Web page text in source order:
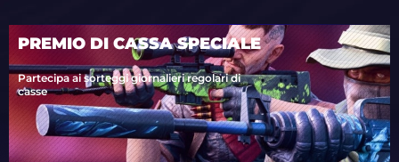
PREMIO DI CASSA SPECIALE
Partecipa ai sorteggi giornalieri regolari di
casse